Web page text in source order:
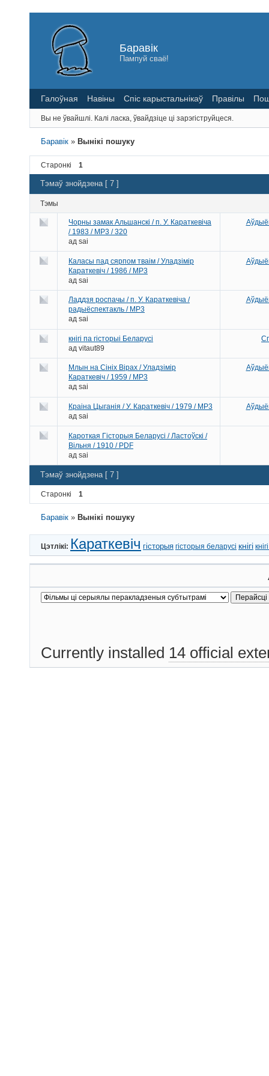
Баравік
Пампуй сваё!
Галоўная Навіны Спіс карыстальнікаў Правілы
Вы не ўвайшлі. Калі ласка, ўвайдзіце ці зарэгіструйцеся.
Баравік » Вынікі пошуку
Старонкі 1
Тэмаў знойдзена [ 7 ]
Тэмы
Чорны замак Альшанскі / п. У. Караткевіча
/ 1983 / MP3 / 320
ад sai
Каласы пад сярпом тваім / Уладзімір
Караткевіч / 1986 / MP3
ад sai
Ладдзя роспачы / п. У. Караткевіча /
радыёспектакль / MP3
ад sai
кнігі па гісторыі Беларусі
ад vitaut89
Млын на Сініх Вірах / Уладзімір
Караткевіч / 1959 / MP3
ад sai
Краіна Цыганія / У. Караткевіч / 1979 / МР3
ад sai
Кароткая Гісторыя Беларусі / Ластоўскі /
Вільня / 1910 / PDF
ад sai
Тэмаў знойдзена [ 7 ]
Старонкі 1
Баравік » Вынікі пошуку
Цэтлікі: Караткевіч гісторыя гісторыя беларусі кнігі
Currently installed 14 official